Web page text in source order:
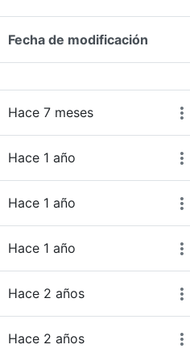
Fecha de modificación
Hace 7 meses
Hace 1 año
Hace 1 año
Hace 1 año
Hace 2 años
Hace 2 años